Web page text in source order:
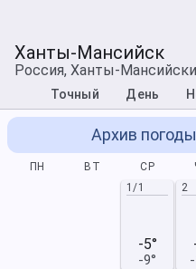
Ханты-Мансийск
Россия, Ханты-
Точный День
Архив
ПН ВТ СР
1/1
-5°
-9°
2